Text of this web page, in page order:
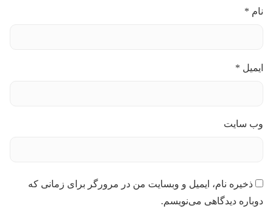
نام *
ایمیل *
وب‌ سایت
ذخیره نام، ایمیل و وبسایت من در مرورگر برای زمانی که
دوباره دیدگاهی می‌نویسم.